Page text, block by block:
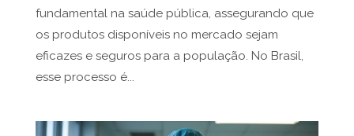
fundamental na saúde pública, assegurando que
os produtos disponíveis no mercado sejam
eficazes e seguros para a população. No Brasil,
esse processo é...